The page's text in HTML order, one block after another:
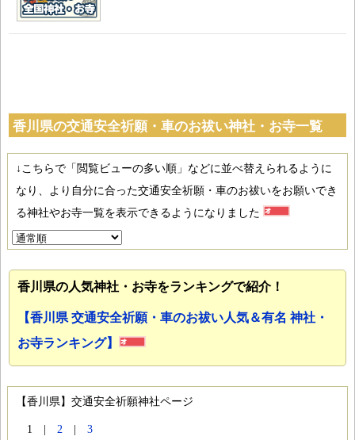
香川県の交通安全祈願・車のお祓い神社・お寺一覧
↓こちらで「閲覧ビューの多い順」などに並べ替えられるように
なり、より自分に合った交通安全祈願・車のお祓いをお願いでき
る神社やお寺一覧を表示できるようになりました
香川県の人気神社・お寺をランキングで紹介！
【香川県 交通安全祈願・車のお祓い人気＆有名 神社・
お寺ランキング】
【香川県】交通安全祈願神社ページ
1 | 2 | 3